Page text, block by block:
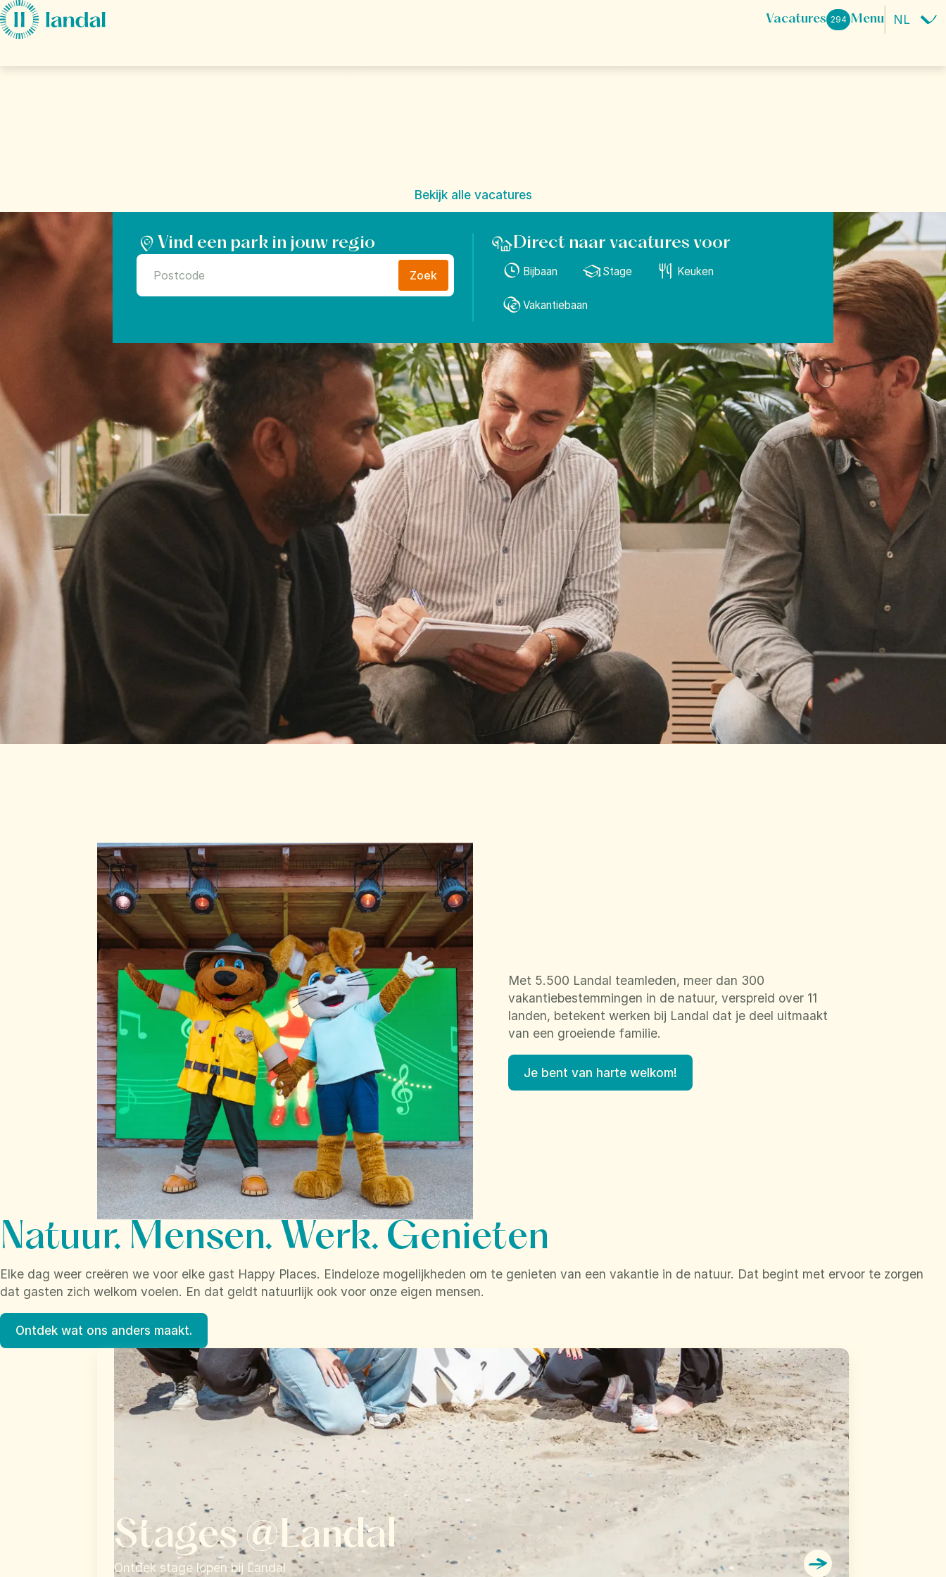
Vacatures 294 Menu
Bekijk alle vacatures
Vind een park in jouw regio
Zoek
Direct naar vacatures voor
Bijbaan Stage Keuken
Vakantiebaan
Met 5.500 Landal teamleden, meer dan 300
vakantiebestemmingen in de natuur, verspreid over 11
landen, betekent werken bij Landal dat je deel uitmaakt
van een groeiende familie.
Je bent van harte welkom!
Natuur. Mensen. Werk. Genieten
Elke dag weer creëren we voor elke gast Happy Places. Eindeloze mogelijkheden om te genieten van een vakantie in de natuur. Dat begint met ervoor te zorgen
dat gasten zich welkom voelen. En dat geldt natuurlijk ook voor onze eigen mensen.
Ontdek wat ons anders maakt.
Stages @Landal
Ontdek stage lopen bij Landal